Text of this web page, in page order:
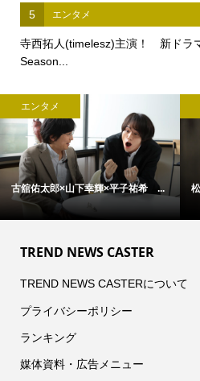
5 エンタメ
寺西拓人(timelesz)主演！ 新ドラ
Season...
エンタメ
古舘佑太郎×山下幸輝×平子祐希 ...
TREND NEWS CASTER
TREND NEWS CASTERについて
プライバシーポリシー
ランキング
媒体資料・広告メニュー